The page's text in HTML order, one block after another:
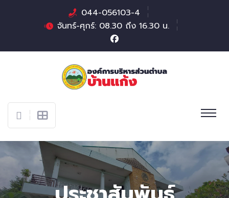
044-056103-4
จันทร์-ศุกร์: 08.30 ถึง 16.30 น.